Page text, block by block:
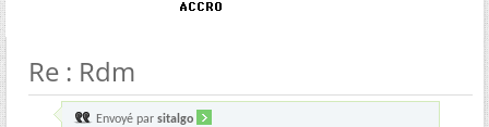
Re : Rdm
Envoyé par sitalgo